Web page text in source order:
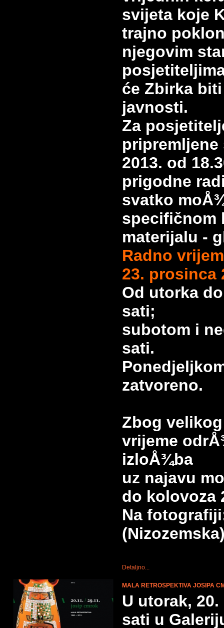
svijeta koje
trajno
njegovim
će Zbirka
javnosti.
Za
pripremljene
2013. od
prigodne
svatko
specifičnom
materijalu -
Radno
23. prosinca
Od utorka
sati;
subotom i
sati.
zatvoreno.
Zbog
vrijeme
izloÅ¾ba
uz najavu
do kolovoza
Na
Detaljno...
MALA RETROSPEKTIVA JOSIPA
U utorak,
sati u